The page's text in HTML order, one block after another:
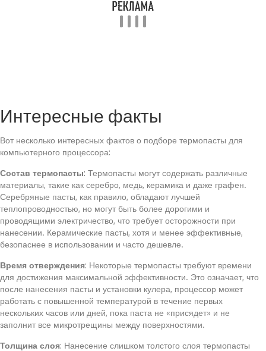
Интересные факты
Вот несколько интересных фактов о подборе термопасты для
компьютерного процессора:
Состав термопасты: Термопасты могут содержать различные
материалы, такие как серебро, медь, керамика и даже графен.
Серебряные пасты, как правило, обладают лучшей
теплопроводностью, но могут быть более дорогими и
проводящими электричество, что требует осторожности при
нанесении. Керамические пасты, хотя и менее эффективные,
безопаснее в использовании и часто дешевле.
Время отверждения: Некоторые термопасты требуют времени
для достижения максимальной эффективности. Это означает, что
после нанесения пасты и установки кулера, процессор может
работать с повышенной температурой в течение первых
нескольких часов или дней, пока паста не «присядет» и не
заполнит все микротрещины между поверхностями.
Толщина слоя: Нанесение слишком толстого слоя термопасты